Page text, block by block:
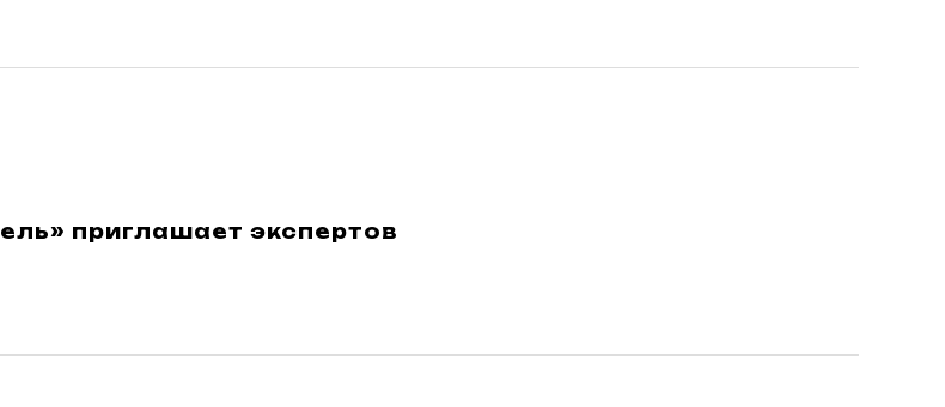
приглашает экспертов